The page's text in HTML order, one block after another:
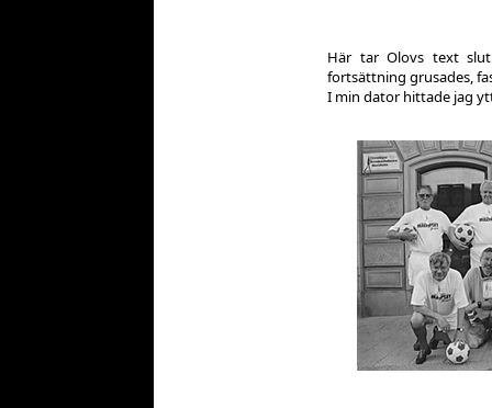
Här tar Olovs text
fortsättning grusades,
I min dator hittade jag